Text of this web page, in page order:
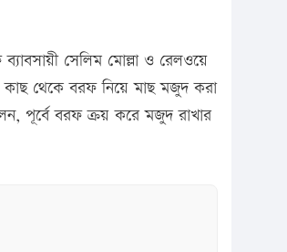
সেলিম মোল্লা ও রেলওয়ে
কাছ থেকে বরফ নিয়ে মাছ মজুদ করা
পূর্বে বরফ ক্রয় করে মজুদ রাখার